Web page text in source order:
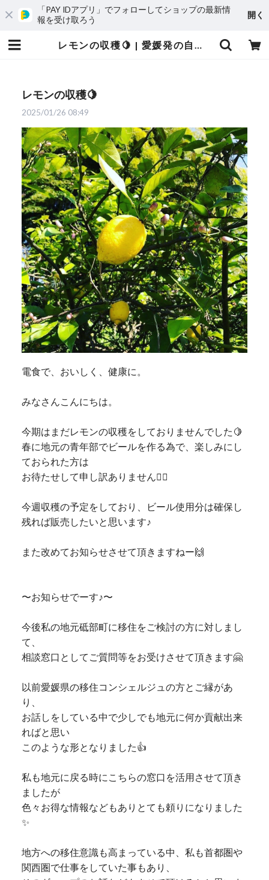
「PAY IDアプリ」でフォローしてショップの最新情
報を受け取ろう
開く
レモンの収穫🍋 | 愛媛発の自然食品店 電子食品流通研究所オンラインストア｜電食で、おいしく、健康に
レモンの収穫🍋
2025/01/26 08:49
電食で、おいしく、健康に。
みなさんこんにちは。
今期はまだレモンの収穫をしておりませんでした🍋
春に地元の青年部でビールを作る為で、楽しみにし
ておられた方は
お待たせして申し訳ありません🙇‍♀️
今週収穫の予定をしており、ビール使用分は確保し
残れば販売したいと思います♪
また改めてお知らせさせて頂きますねー🙌
〜お知らせでーす♪〜
今後私の地元砥部町に移住をご検討の方に対しまし
て、
相談窓口としてご質問等をお受けさせて頂きます🤗
以前愛媛県の移住コンシェルジュの方とご縁があ
り、
お話しをしている中で少しでも地元に何か貢献出来
ればと思い
このような形となりました👍
私も地元に戻る時にこちらの窓口を活用させて頂き
ましたが
色々お得な情報などもありとても頼りになりました
✨
地方への移住意識も高まっている中、私も首都圏や
関西圏で仕事をしていた事もあり、